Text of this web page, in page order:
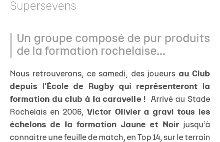
Supersevens
Un groupe composé de pur produits
de la formation rochelaise...
Nous retrouverons, ce samedi, des joueurs au Club
depuis l'École de Rugby qui représenteront la
formation du club à la caravelle !
Arrivé au Stade
Rochelais en 2006, Victor Olivier a gravi tous les
échelons de la formation Jaune et Noirjusqu’à
connaitre une feuille de match, en Top 14, sur le terrain